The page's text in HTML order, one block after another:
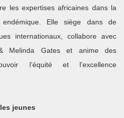
les expertises africaines dans la
Elle siège dans de
internationaux, collabore avec
Melinda Gates et anime des
l’équité et l’excellence
jeunes